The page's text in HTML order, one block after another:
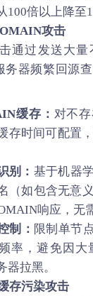
100倍以上降至
攻击
通过发送大
务器频繁回源
缓存： 对不
存时间可配置
别： 基于机器
（如包含无意
响应，无
制： 限制单节
率，避免因大
器拉黑。
存污染攻击